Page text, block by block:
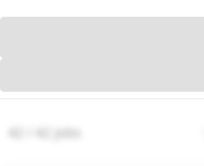
42 / 42 jobs